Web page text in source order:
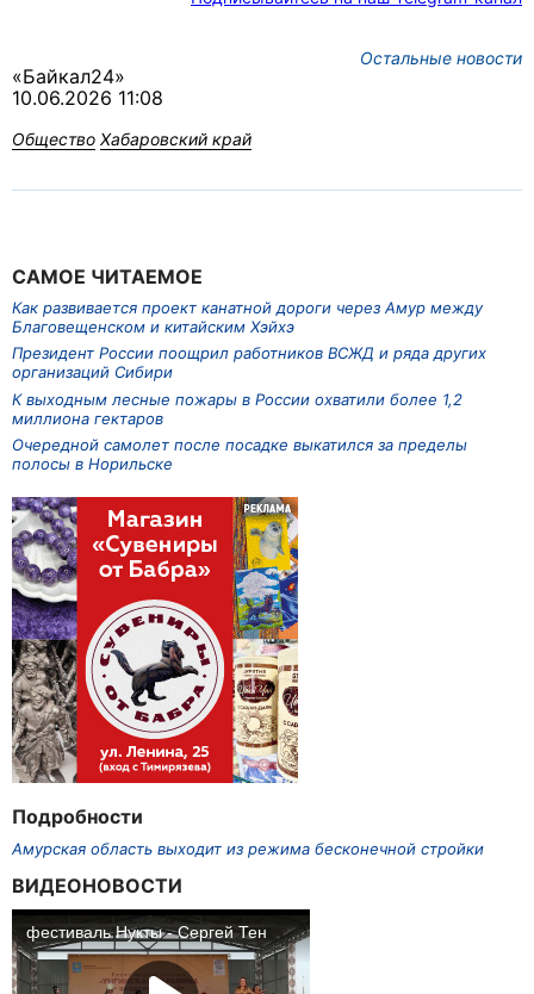
Остальные новости
«Байкал24»
10.06.2026 11:08
Общество Хабаровский край
САМОЕ ЧИТАЕМОЕ
Как развивается проект канатной дороги через Амур между
Благовещенском и китайским Хэйхэ
Президент России поощрил работников ВСЖД и ряда других
организаций Сибири
К выходным лесные пожары в России охватили более 1,2
миллиона гектаров
Очередной самолет после посадке выкатился за пределы
полосы в Норильске
Подробности
Амурская область выходит из режима бесконечной стройки
ВИДЕОНОВОСТИ